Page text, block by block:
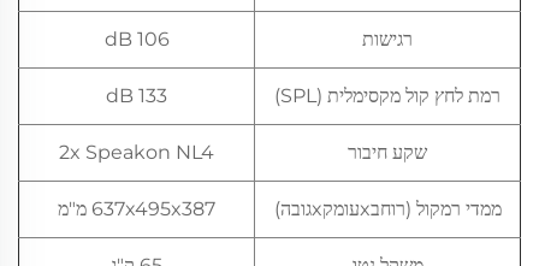
רגישות 106 dB
רמת לחץ קול מקסימלית (SPL) 133 dB
שקע חיבור 2x Speakon NL4
ממדי רמקול (רוחבxעומקxגובה) 637x495x387 מ"מ